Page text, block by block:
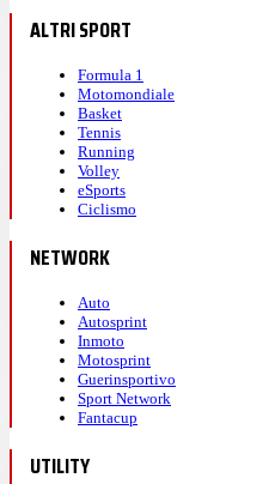
ALTRI SPORT
Formula 1
Motomondiale
Basket
Tennis
Running
Volley
eSports
Ciclismo
NETWORK
Auto
Autosprint
Inmoto
Motosprint
Guerinsportivo
Sport Network
Fantacup
UTILITY